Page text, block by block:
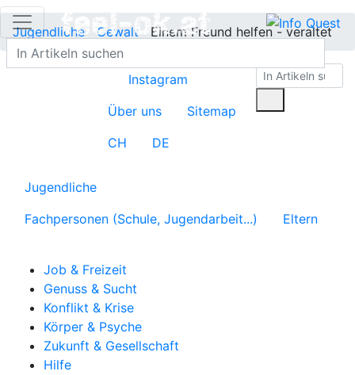
Jugendliche Gewalt Einem Freund helfen - veraltet
Instagram
Über uns
Sitemap
CH
DE
Jugendliche
Fachpersonen (Schule, Jugendarbeit...)
Eltern
Job & Freizeit
Genuss & Sucht
Konflikt & Krise
Körper & Psyche
Zukunft & Gesellschaft
Hilfe